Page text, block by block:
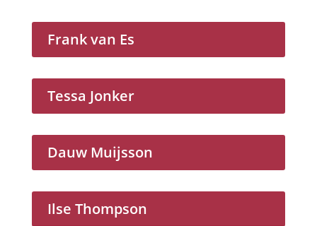
Frank van Es
Tessa Jonker
Dauw Muijsson
Ilse Thompson